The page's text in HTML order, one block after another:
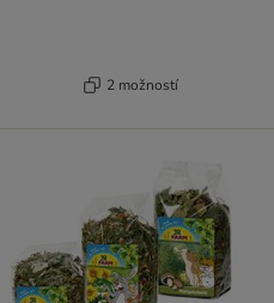
2 možností